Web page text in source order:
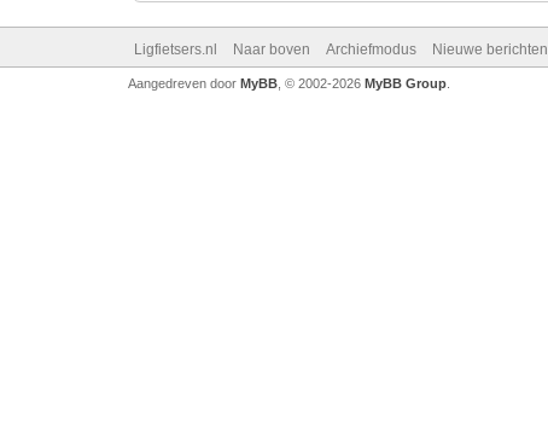
Ligfietsers.nl Naar boven Archiefmodus Nieuwe berichten
Aangedreven door MyBB, © 2002-2026 MyBB Group.